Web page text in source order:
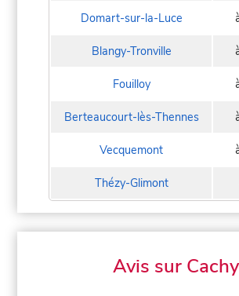
Domart-sur-la-Luce
Blangy-Tronville
Fouilloy
Berteaucourt-lès-Thennes
Vecquemont
Thézy-Glimont
Avis sur Cachy